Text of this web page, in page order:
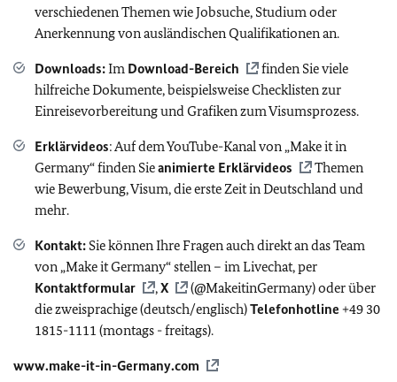
verschiedenen Themen wie Jobsuche, Studium oder
Anerkennung von ausländischen Qualifikationen an.
Downloads:Im Download-Bereich
finden Sie viele
hilfreiche Dokumente, beispielsweise Checklisten zur
Einreisevorbereitung und Grafiken zum Visumsprozess.
Erklärvideos: Auf dem YouTube-Kanal von „Make it in
Germany“ finden Sieanimierte Erklärvideos
Themen
wie Bewerbung, Visum, die erste Zeit in Deutschland und
mehr.
Kontakt: Sie können Ihre Fragen auch direkt an das Team
von „Make it Germany“ stellen – im Livechat, per
Kontaktformular
,X
(@MakeitinGermany) oder über
die zweisprachige (deutsch/englisch)Telefonhotline +49 30
1815-1111 (montags - freitags).
www.make-it-in-Germany.com